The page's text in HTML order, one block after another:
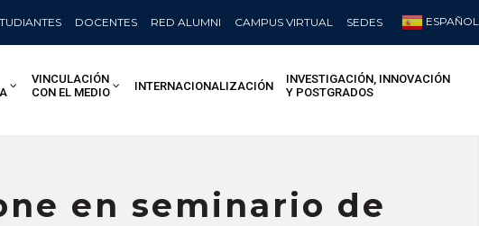
DOCENTES RED ALUMNI CAMPUS VIRTUAL SEDES ESPAÑOL
VINCULACIÓN
CON EL MEDIO
INTERNACIONALIZACIÓN
INVESTIGACIÓN, INNOVACIÓN
Y POSTGRADOS
en seminario de